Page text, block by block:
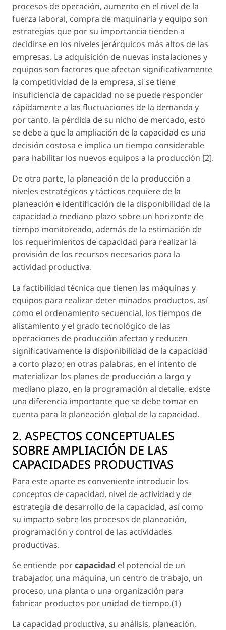
procesos de operación, aumento en el nivel de la
fuerza laboral, compra de maquinaria y equipo son
estrategias que por su importancia tienden a
decidirse en los niveles jerárquicos más altos de las
empresas. La adquisición de nuevas instalaciones y
equipos son factores que afectan significativamente
la competitividad de la empresa, si se tiene
insuficiencia de capacidad no se puede responder
rápidamente a las fluctuaciones de la demanda y
por tanto, la pérdida de su nicho de mercado, esto
se debe a que la ampliación de la capacidad es una
decisión costosa e implica un tiempo considerable
para habilitar los nuevos equipos a la producción [2].
De otra parte, la planeación de la producción a
niveles estratégicos y tácticos requiere de la
planeación e identificación de la disponibilidad de la
capacidad a mediano plazo sobre un horizonte de
tiempo monitoreado, además de la estimación de
los requerimientos de capacidad para realizar la
provisión de los recursos necesarios para la
actividad productiva.
La factibilidad técnica que tienen las máquinas y
equipos para realizar deter minados productos, así
como el ordenamiento secuencial, los tiempos de
alistamiento y el grado tecnológico de las
operaciones de producción afectan y reducen
significativamente la disponibilidad de la capacidad
a corto plazo; en otras palabras, en el intento de
materializar los planes de producción a largo y
mediano plazo, en la programación al detalle, existe
una diferencia importante que se debe tomar en
cuenta para la planeación global de la capacidad.
2. ASPECTOS CONCEPTUALES
SOBRE AMPLIACIÓN DE LAS
CAPACIDADES PRODUCTIVAS
Para este aparte es conveniente introducir los
conceptos de capacidad, nivel de actividad y de
estrategia de desarrollo de la capacidad, así como
su impacto sobre los procesos de planeación,
programación y control de las actividades
productivas.
Se entiende porcapacidad el potencial de un
trabajador, una máquina, un centro de trabajo, un
proceso, una planta o una organización para
fabricar productos por unidad de tiempo.(1)
La capacidad productiva, su análisis, planeación,